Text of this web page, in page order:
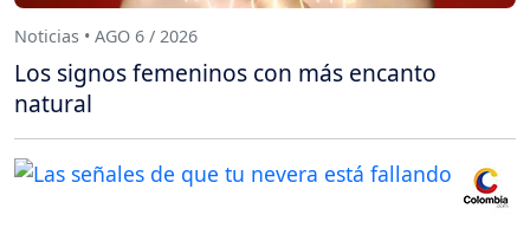
Noticias • AGO 6 / 2026
Los signos femeninos con más encanto
natural